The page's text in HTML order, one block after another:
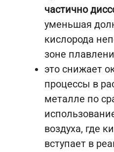
частично
уменьшая
кислорода
зоне
это снижает
процессы в
металле по
воздуха, где
вступает в